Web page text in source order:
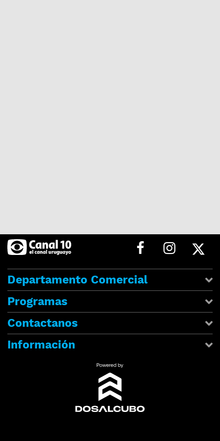
Departamento Comercial
Programas
Contactanos
Información